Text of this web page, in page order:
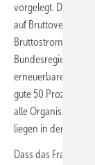
vorgelegt. Die
auf
Bundesregierung,
erneuerbarer
gute 50 Prozent,
alle Organisationen
liegen in der Regel
Dass das